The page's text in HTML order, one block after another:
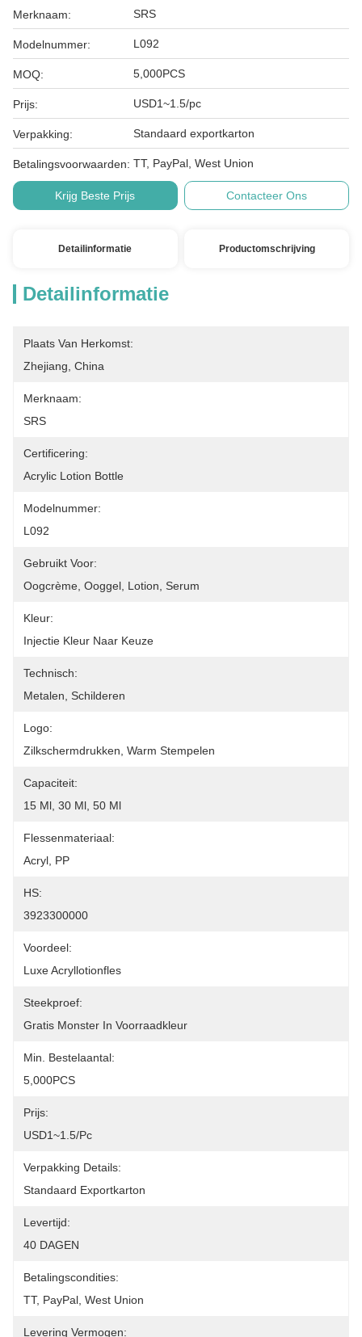
Merknaam: SRS
Modelnummer: L092
MOQ: 5,000PCS
Prijs: USD1~1.5/pc
Verpakking: Standaard exportkarton
Betalingsvoorwaarden: TT, PayPal, West Union
Krijg Beste Prijs Contacteer Ons
Detailinformatie Productomschrijving
Detailinformatie
Plaats Van Herkomst:
Zhejiang, China
Merknaam:
SRS
Certificering:
Acrylic Lotion Bottle
Modelnummer:
L092
Gebruikt Voor:
Oogcrème, Ooggel, Lotion, Serum
Kleur:
Injectie Kleur Naar Keuze
Technisch:
Metalen, Schilderen
Logo:
Zilkschermdrukken, Warm Stempelen
Capaciteit:
15 Ml, 30 Ml, 50 Ml
Flessenmateriaal:
Acryl, PP
HS:
3923300000
Voordeel:
Luxe Acryllotionfles
Steekproef:
Gratis Monster In Voorraadkleur
Min. Bestelaantal:
5,000PCS
Prijs:
USD1~1.5/pc
Verpakking Details:
Standaard Exportkarton
Levertijd:
40 DAGEN
Betalingscondities:
TT, PayPal, West Union
Levering Vermogen: